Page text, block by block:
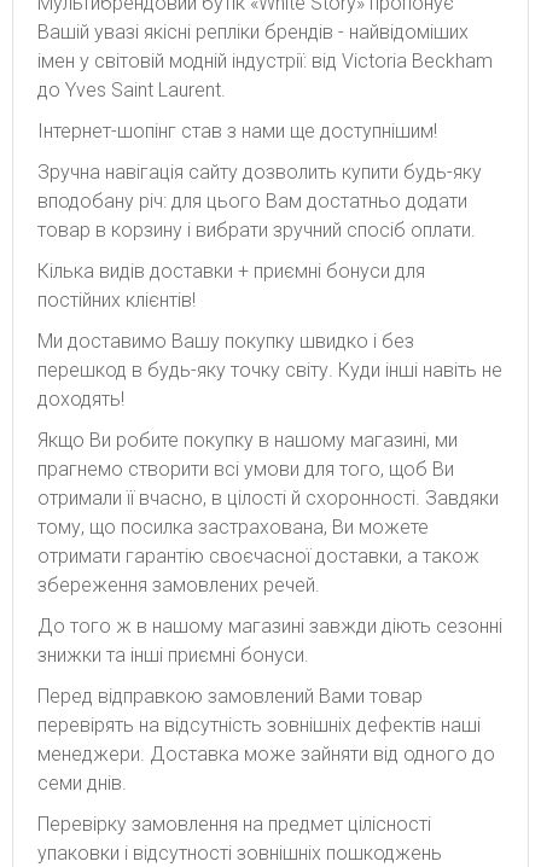
Вашій увазі якісні репліки брендів - найвідоміших
імен у світовій модній індустрії: від Victoria Beckham
до Yves Saint Laurent.
Інтернет-шопінг став з нами ще доступнішим!
Зручна навігація сайту дозволить купити будь-яку
вподобану річ: для цього Вам достатньо додати
товар в корзину і вибрати зручний спосіб оплати.
Кілька видів доставки + приємні бонуси для
постійних клієнтів!
Ми доставимо Вашу покупку швидко і без
перешкод в будь-яку точку світу. Куди інші навіть не
доходять!
Якщо Ви робите покупку в нашому магазині, ми
прагнемо створити всі умови для того, щоб Ви
отримали її вчасно, в цілості й схоронності. Завдяки
тому, що посилка застрахована, Ви можете
отримати гарантію своєчасної доставки, а також
збереження замовлених речей.
До того ж в нашому магазині завжди діють сезонні
знижки та інші приємні бонуси.
Перед відправкою замовлений Вами товар
перевірять на відсутність зовнішніх дефектів наші
менеджери. Доставка може зайняти від одного до
семи днів.
Перевірку замовлення на предмет цілісності
упаковки і відсутності зовнішніх пошкоджень